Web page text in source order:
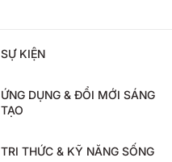
SỰ KIỆN
ỨNG DỤNG & ĐỔI MỚI SÁNG
TẠO
TRI THỨC & KỸ NĂNG SỐNG